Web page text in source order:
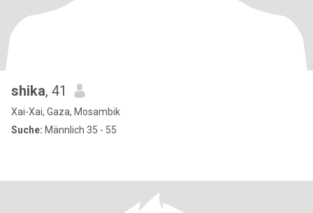
shika, 41
Xai-Xai, Gaza, Mosambik
Suche: Männlich 35 - 55